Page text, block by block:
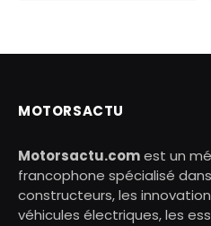
MOTORSACTU
Motorsactu.comest un
francophone spécialisé
constructeurs, les
véhicules électriques, les